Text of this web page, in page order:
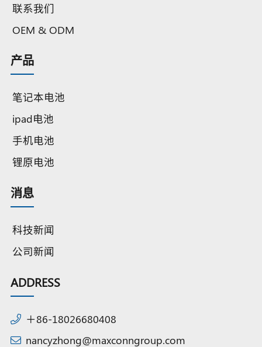
联系我们
OEM & ODM
产品
笔记本电池
ipad电池
手机电池
锂原电池
消息
科技新闻
公司新闻
ADDRESS
＋86-18026680408
nancyzhong@maxconngroup.com